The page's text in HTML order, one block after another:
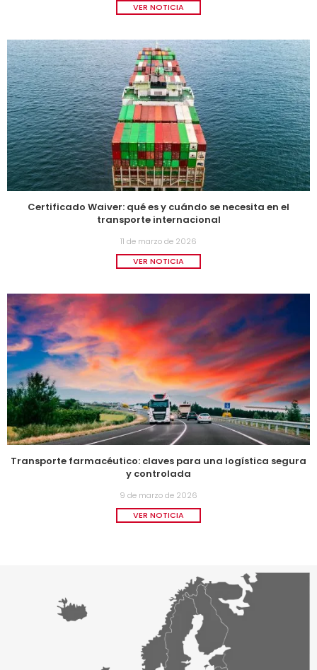
VER NOTICIA
Certificado Waiver: qué es y cuándo se necesita en el
transporte internacional
11 de marzo de 2026
VER NOTICIA
Transporte farmacéutico: claves para una logística segura
y controlada
9 de marzo de 2026
VER NOTICIA